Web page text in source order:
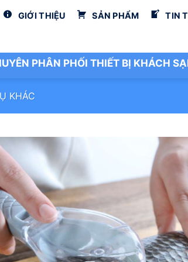
GIỚI THIỆU SẢN PHẨM TIN
PHÂN PHỐI THIẾT BỊ KHÁCH
KHÁC